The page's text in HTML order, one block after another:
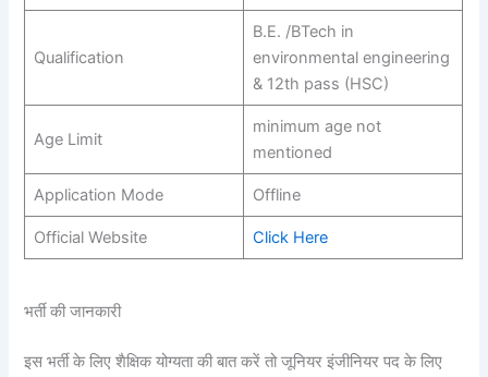
Qualification
B.E. /BTech in
environmental engineering
& 12th pass (HSC)
Age Limit
minimum age not
mentioned
Application Mode Offline
Official Website Click Here
भर्ती की जानकारी
इस भर्ती के लिए शैक्षिक योग्यता की बात करें तो जूनियर इंजीनियर पद के लिए